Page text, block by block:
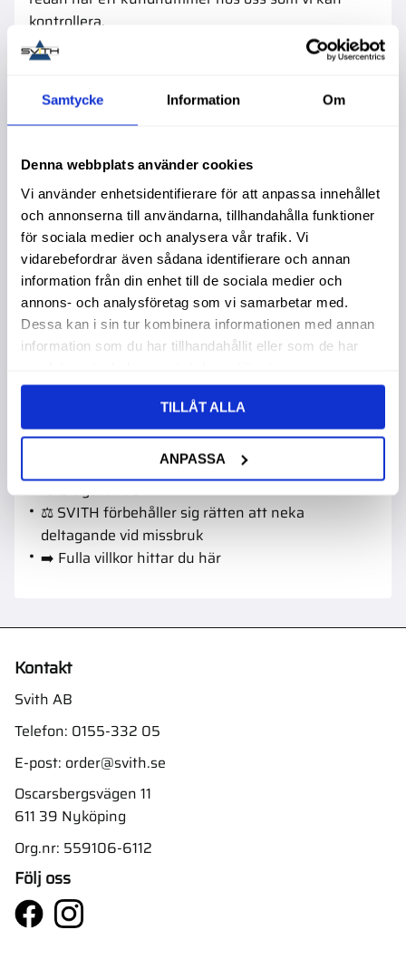
Samtycke Information Om
Denna webbplats använder cookies
Vi använder enhetsidentifierare för att anpassa innehållet
och annonserna till användarna, tillhandahålla funktioner
för sociala medier och analysera vår trafik. Vi
vidarebefordrar även sådana identifierare och annan
information från din enhet till de sociala medier och
annons- och analysföretag som vi samarbetar med.
Dessa kan i sin tur kombinera informationen med annan
information som du har tillhandahållit eller som de har
TILLÅT ALLA
ANPASSA
kontrollera.
🏪 I butik
Besök oss i butik och visa upp
kvitton eller annan
dokumentation
som styrker dina köp, så hjälper vi
dig på plats. Har du redan kundnummer så syns allt
redan där såklart.
Om du redan har ett kundnummer räcker det att du
hänvisar till detta.
ℹ️ Bra att veta
📘 Det är olika kundnummer för webshopen och
om du är upplagd som kund utanför webshopen,
exempelvis i butik eller om du brukar beställa per
🚫 Rabatter kan inte kombineras med andra
📦 Vissa varor kan vara undantagna
👤 Programmet gäller både privat- och
företagskunder
⚖️ SVITH förbehåller sig rätten att neka
deltagande vid missbruk
➡️ Fulla villkor hittar du här
Kontakt
Svith AB
Telefon: 0155-332 05
E-post: order@svith.se
Oscarsbergsvägen 11
611 39 Nyköping
Org.nr: 559106-6112
Följ oss